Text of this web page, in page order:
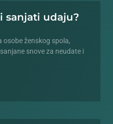
sanjati udaju?
osobe ženskog spola,
snove za neudate i